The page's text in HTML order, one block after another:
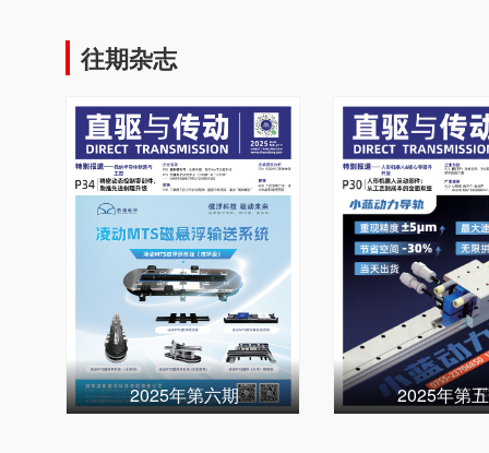
往期杂志
2025年第六期 2025年第